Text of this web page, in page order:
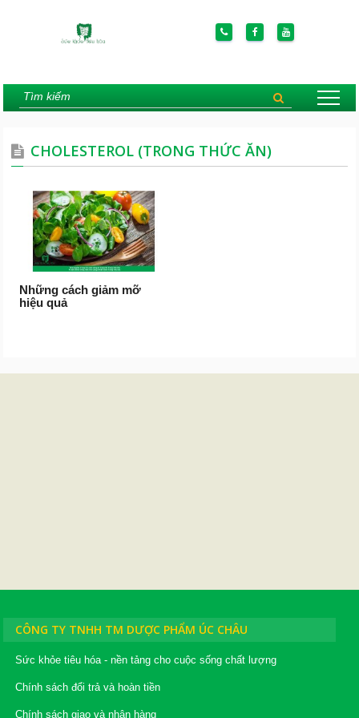
CHOLESTEROL (TRONG THỨC ĂN)
Những cách giảm mỡ
hiệu quả
CÔNG TY TNHH TM DƯỢC PHẨM ÚC CHÂU
Sức khỏe tiêu hóa - nền tảng cho cuộc sống chất lượng
Chính sách đổi trả và hoàn tiền
Chính sách giao và nhận hàng